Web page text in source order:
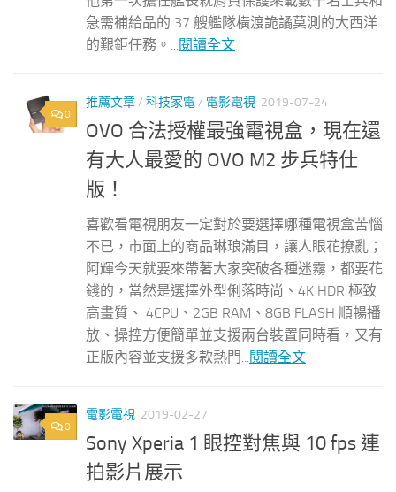
急需補給品的 37 艘艦隊橫渡詭譎莫測的大西洋
的艱鉅任務。...
閱讀全文
0
推薦文章/ 科技家電/ 電影電視 2019-07-24
OVO 合法授權最強電視盒，現在還
有大人最愛的 OVO M2 步兵特仕
版！
喜歡看電視朋友一定對於要選擇哪種電視盒苦惱
不已，市面上的商品琳琅滿目，讓人眼花撩亂；
阿輝今天就要來帶著大家突破各種迷霧，都要花
錢的，當然是選擇外型俐落時尚、4K HDR 極致
高畫質、 4CPU、2GB RAM、8GB FLASH 順暢播
放、操控方便簡單並支援兩台裝置同時看，又有
正版內容並支援多款熱門...
閱讀全文
0
電影電視 2019-02-27
Sony Xperia 1 眼控對焦與 10 fps 連
拍影片展示